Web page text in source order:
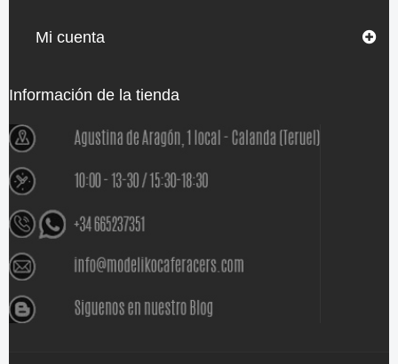
Mi cuenta
Información de la tienda